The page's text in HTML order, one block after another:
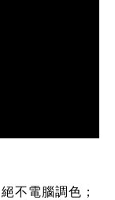
不電腦調色；